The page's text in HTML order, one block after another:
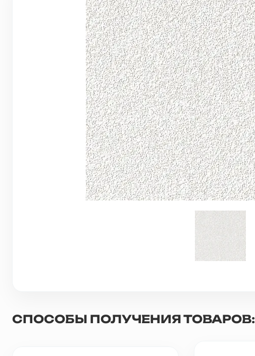
Грунтовки, ПВА, спец. растворы
Герметики, жидкие гвозди, пена
Саморезы, дюбеля, шурупы
Инструмент и оборудование
Стеклосетки, ленты
строительные, серпянки
Лакокрасочные материалы
Нерудные материалы
СПОСОБЫ ПОЛУЧЕНИЯ ТОВАРОВ: